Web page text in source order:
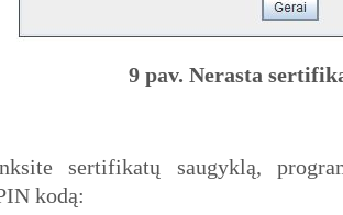
9 pav. Nerasta
sertifikatų saugyklą,
kodą: